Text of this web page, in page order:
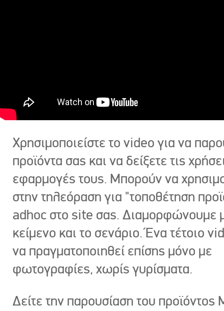
Χρησιμοποιείστε το video για να
προϊόντα σας και να δείξετε τις
εφαρμογές τους. Μπορούν να
στην τηλεόραση για "τοποθέτηση
adhoc στο site σας. Διαμορφώνουμε
κείμενο και το σενάριο. Ένα τέτοιο
να πραγματοποιηθεί επίσης μόνο με
φωτογραφίες, χωρίς γυρίσματα.
Δείτε την παρουσίαση του προϊόντος